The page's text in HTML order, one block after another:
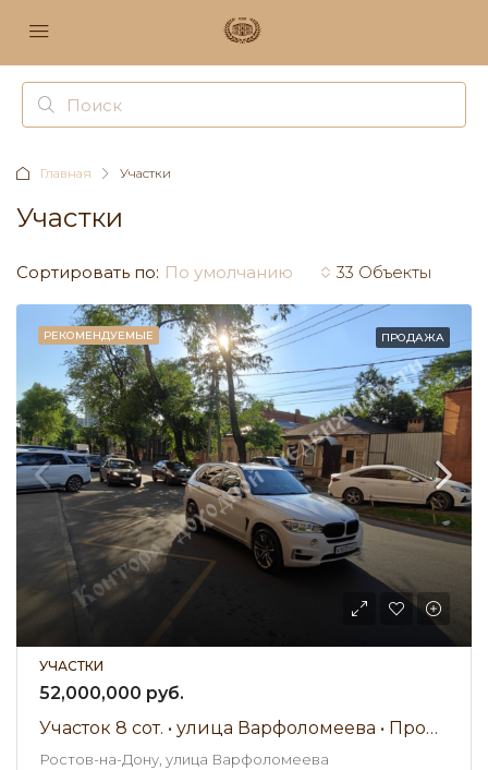
Главная Участки
Участки
33 Объекты
Сортировать по: По умолчанию
РЕКОМЕНДУЕМЫЕ ПРОДАЖА
УЧАСТКИ
52,000,000 руб.
Участок 8 сот. • улица Варфоломеева • Продажа
Ростов-на-Дону, улица Варфоломеева